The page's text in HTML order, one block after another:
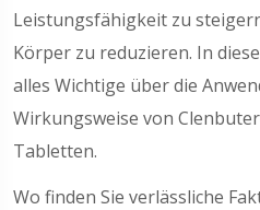
Leistungsfähigkeit zu
Körper zu reduzieren. In
alles Wichtige über die
Wirkungsweise von
Tabletten.
Wo finden Sie verlässliche